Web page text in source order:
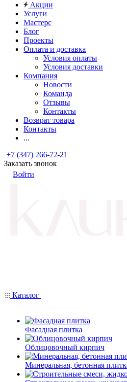
Акции
Услуги
Мастерс
Блог
Проекты
Оплата и доставка
Условия оплаты
Условия доставки
Компания
Новости
Команда
Отзывы
Контакты
Возврат товара
Контакты
...
+7 (347) 266-72-21
Заказать звонок
Войти
Каталог
Фасадная плитка
Облицовочный кирпич
Минеральная, бетонная